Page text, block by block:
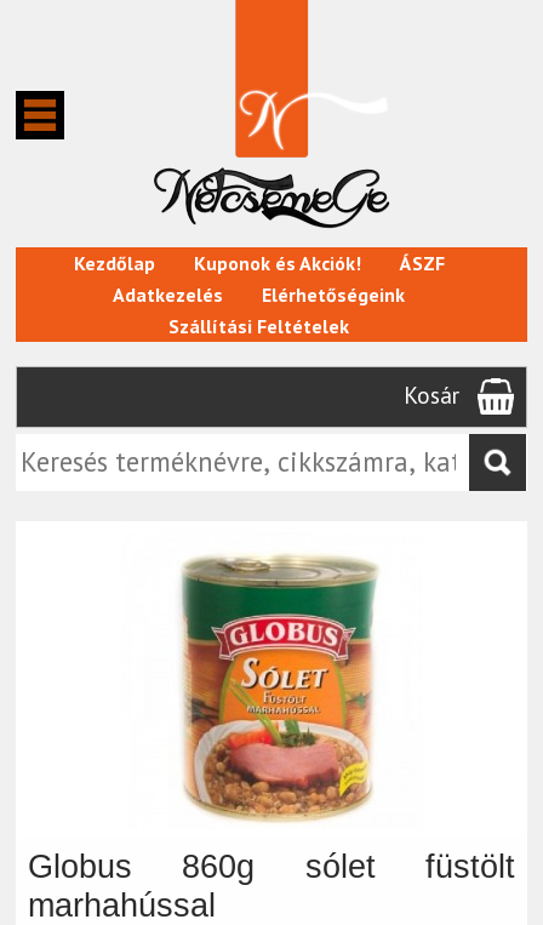
Kezdőlap Kuponok és Akciók!
ÁSZF
Adatkezelés
Elérhetőségeink
Szállítási Feltételek
Kosár
Globus 860g sólet füstölt
marhahússal